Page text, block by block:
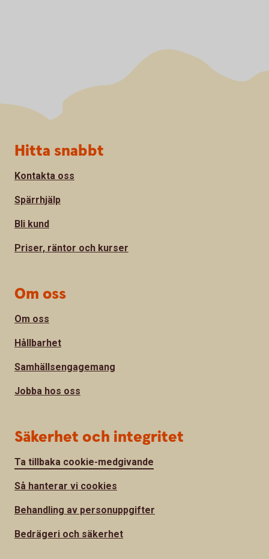
Sidfot
Hitta snabbt
Kontakta oss
Spärrhjälp
Bli kund
Priser, räntor och kurser
Om oss
Om oss
Hållbarhet
Samhällsengagemang
Jobba hos oss
Säkerhet och integritet
Ta tillbaka cookie-medgivande
Så hanterar vi cookies
Behandling av personuppgifter
Bedrägeri och säkerhet